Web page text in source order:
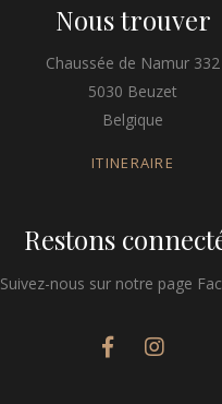
Nous trouver
Chaussée de Namur 332
5030 Beuzet
Belgique
ITINERAIRE
Restons
Suivez-nous sur notre page